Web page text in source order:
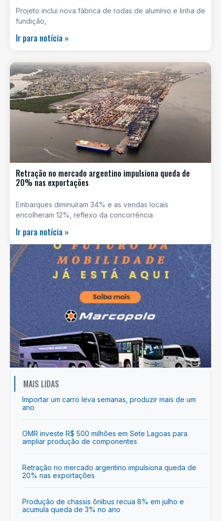
Projeto inclui nova fábrica de rodas de alumínio e linha de
fundição,
Ir para notícia »
Retração no mercado argentino impulsiona queda de
20% nas exportações
Embarques diminuíram 34% e as vendas locais
encolheram 12%, reflexo da concorrência
Ir para notícia »
MAIS LIDAS
Importar um carro leva semanas, produzir mais de um
ano
OMR investe R$ 500 milhões em Sete Lagoas para
ampliar produção de componentes
Retração no mercado argentino impulsiona queda de
20% nas exportações
Produção de chassis ônibus recua 8% em julho e
acumula queda de 3% no ano